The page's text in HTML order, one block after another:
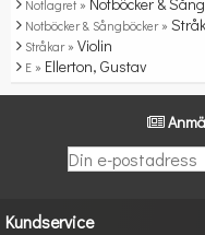
Notlagret »
Notböcker & Sångböcker »
Stråkar » Violin
E » Ellerton, Gustav
Kundservice